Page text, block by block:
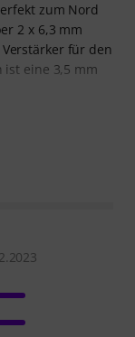
zum Nord
2 x 6,3 mm
für den
ist eine 3,5 mm